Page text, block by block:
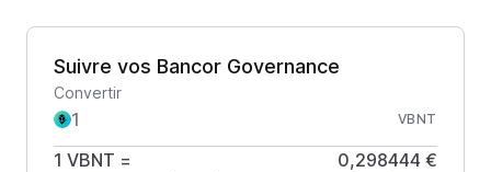
Suivre vos Bancor Governance
Convertir
VBNT
1 VBNT = 0,298444 €